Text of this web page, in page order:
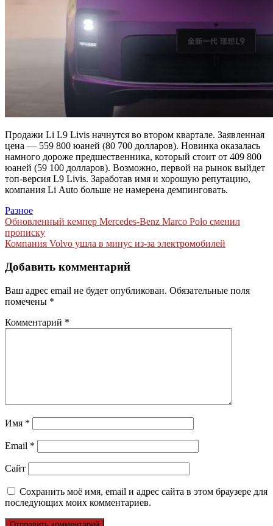
Продажи Li L9 Livis начнутся во втором квартале. Заявленная
цена — 559 800 юаней (80 700 долларов). Новинка оказалась
намного дороже предшественника, который стоит от 409 800
юаней (59 100 долларов). Возможно, первой на рынок выйдет
топ-версия L9 Livis. Заработав имя и хорошую репутацию,
компания Li Auto больше не намерена демпинговать.
Разное
Навигация
по
Обновленный кемпер Mercedes-Benz Marco Polo сменил
прописку
Компания Volvo ушла в минус из-за электромобилей
Добавить комментарий
Ваш адрес email не будет опубликован. Обязательные поля
помечены *
Комментарий *
Имя *
Email *
Сайт
Сохранить моё имя, email и адрес сайта в этом браузере для
последующих моих комментариев.